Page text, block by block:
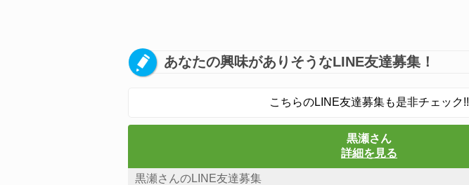
あなたの興味がありそうなLINE友達募集！
こちらのLINE友達募集も是非チェック!!
黒瀬さん
詳細を見る
黒瀬さんのLINE友達募集